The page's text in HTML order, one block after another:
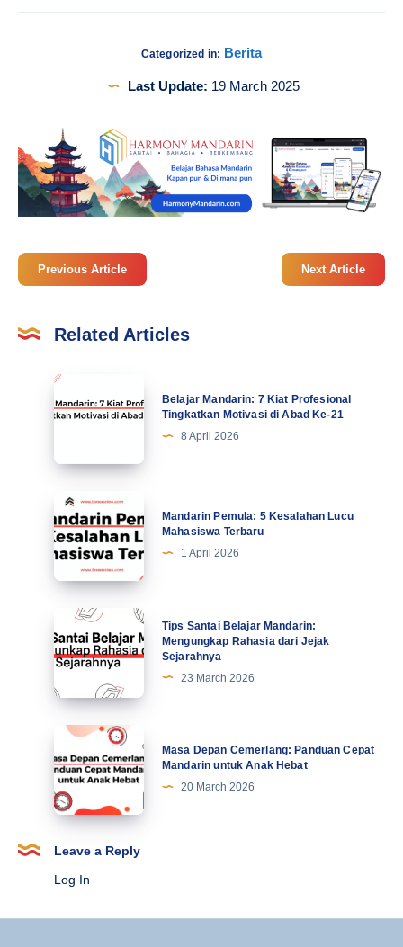
Categorized in: Berita
Last Update: 19 March 2025
Previous Article Next Article
Related Articles
Belajar
Mandarin:
Profesional
Tingkatkan
Motivasi
di
Abad
Ke-
Belajar Mandarin: 7 Kiat Profesional
Tingkatkan Motivasi di Abad Ke-21
8 April 2026
Mandarin
Pemula:
5
Kesalahan
Lucu
Mahasiswa
Terbaru
Mandarin Pemula: 5 Kesalahan Lucu
Mahasiswa Terbaru
1 April 2026
Tips
Santai
Belajar
Mandarin:
Mengungkap
Rahasia
dari
Jejak
Sejarahnya
Tips Santai Belajar Mandarin:
Mengungkap Rahasia dari Jejak
Sejarahnya
23 March 2026
Masa
Depan
Cemerlang:
Panduan
Cepat
Mandarin
Masa Depan Cemerlang: Panduan Cepat
Mandarin untuk Anak Hebat
20 March 2026
Leave a Reply
Log In